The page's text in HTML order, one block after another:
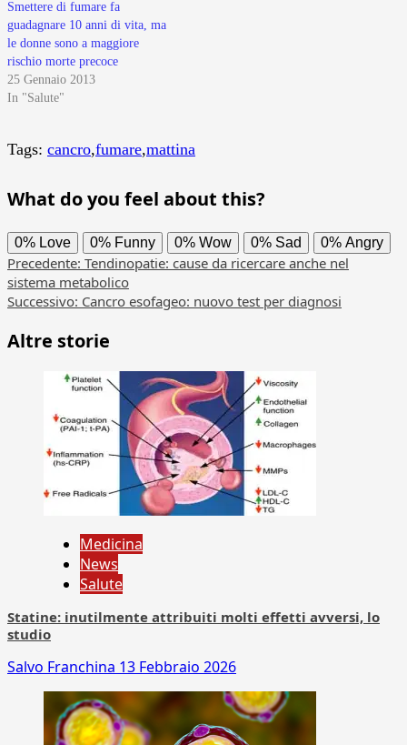
Smettere di fumare fa
guadagnare 10 anni di vita, ma
le donne sono a maggiore
rischio morte precoce
25 Gennaio 2013
In "Salute"
Tags: cancro,fumare,mattina
What do you feel about this?
0% Love 0% Funny 0% Wow 0% Sad 0% Angry
Navigazione
articolo
Precedente: Tendinopatie: cause da ricercare anche nel
sistema metabolico
Successivo: Cancro esofageo: nuovo test per diagnosi
Altre storie
Medicina
News
Salute
Statine: inutilmente attribuiti molti effetti avversi, lo
studio
Salvo Franchina 13 Febbraio 2026